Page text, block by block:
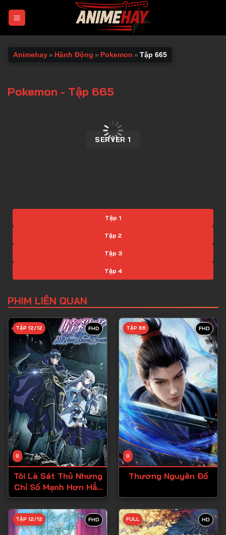
Animehay » Hành Động » Pokemon » Tập 665
Pokemon - Tập 665
SERVER 1
Tập 1
Tập 2
Tập 3
Tập 4
Tập 6
Tập 7
Tập 8
Tập 9
Tập 10
Tập 11
Tập 12
Tập 13
Tập 14
Tập 15
Tập 17
Tập 18
PHIM LIÊN QUAN
FHD
0
TẬP 12/12
Tôi Là Sát Thủ Nhưng
Chỉ Số Mạnh Hơn Hẳn
Dũng Sĩ
FHD
0
TẬP 66
Thương Nguyên Đồ
FHD
TẬP 12/12 HD
FULL